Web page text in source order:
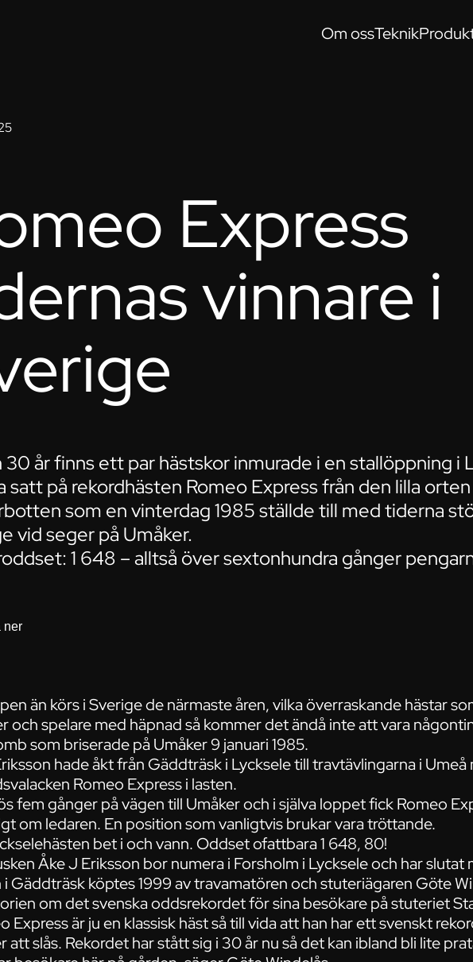
Om ossTeknik
Express
vinnare i
30 år finns ett par hästskor inmurade i en stallöppning i
satt på rekordhästen Romeo Express från den lilla
som en vinterdag 1985 ställde till med tiderna
vid seger på Umåker.
1 648 – alltså över sextonhundra gånger
än körs i Sverige de närmaste åren, vilka överraskande hästar
och spelare med häpnad så kommer det ändå inte att vara
som briserade på Umåker 9 januari 1985.
hade åkt från Gäddträsk i Lycksele till travtävlingarna i
Romeo Express i lasten.
fem gånger på vägen till Umåker och i själva loppet fick Romeo
om ledaren. En position som vanligtvis brukar vara tröttande.
bet i och vann. Oddset ofattbara 1 648, 80!
Åke J Eriksson bor numera i Forsholm i Lycksele och har slutat
i Gäddträsk köptes 1999 av travamatören och stuteriägaren Göte
om det svenska oddsrekordet för sina besökare på stuteriet
Express är ju en klassisk häst så till vida att han har ett svenskt
att slås. Rekordet har stått sig i 30 år nu så det kan ibland bli lite
ner